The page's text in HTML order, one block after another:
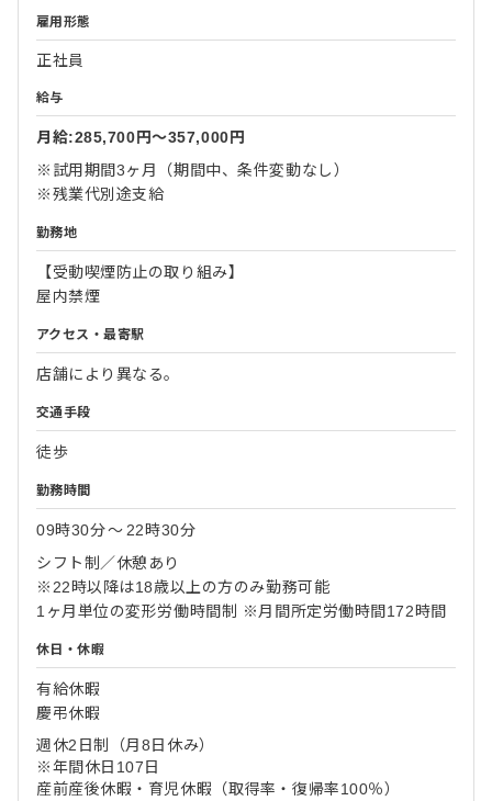
雇用形態
正社員
給与
月給:285,700円〜357,000円
※試用期間3ヶ月（期間中、条件変動なし）
※残業代別途支給
勤務地
【受動喫煙防止の取り組み】
屋内禁煙
アクセス・最寄駅
店舗により異なる。
交通手段
徒歩
勤務時間
09時30分〜 22時30分
シフト制／休憩あり
※22時以降は18歳以上の方のみ勤務可能
1ヶ月単位の変形労働時間制 ※月間所定労働時間172時間
休日・休暇
有給休暇
慶弔休暇
週休2日制（月8日休み）
※年間休日107日
産前産後休暇・育児休暇（取得率・復帰率100％）